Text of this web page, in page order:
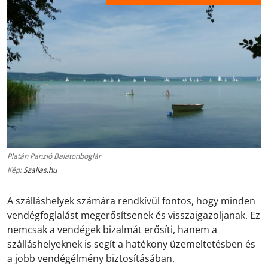
Platán Panzió Balatonboglár
Kép:Szallas.hu
A szálláshelyek számára rendkívül fontos, hogy minden
vendégfoglalást megerősítsenek és visszaigazoljanak. Ez
nemcsak a vendégek bizalmát erősíti, hanem a
szálláshelyeknek is segít a hatékony üzemeltetésben és
a jobb vendégélmény biztosításában.